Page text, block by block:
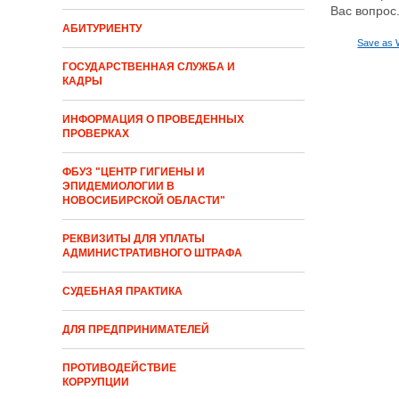
АБИТУРИЕНТУ
ГОСУДАРСТВЕННАЯ СЛУЖБА И
КАДРЫ
ИНФОРМАЦИЯ О ПРОВЕДЕННЫХ
ПРОВЕРКАХ
ФБУЗ "ЦЕНТР ГИГИЕНЫ И
ЭПИДЕМИОЛОГИИ В
НОВОСИБИРСКОЙ ОБЛАСТИ"
РЕКВИЗИТЫ ДЛЯ УПЛАТЫ
АДМИНИСТРАТИВНОГО ШТРАФА
СУДЕБНАЯ ПРАКТИКА
ДЛЯ ПРЕДПРИНИМАТЕЛЕЙ
ПРОТИВОДЕЙСТВИЕ
КОРРУПЦИИ
Вас вопрос.
Save as